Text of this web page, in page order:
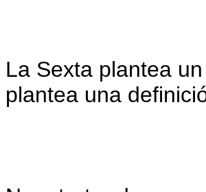
La Sexta plantea
plantea una